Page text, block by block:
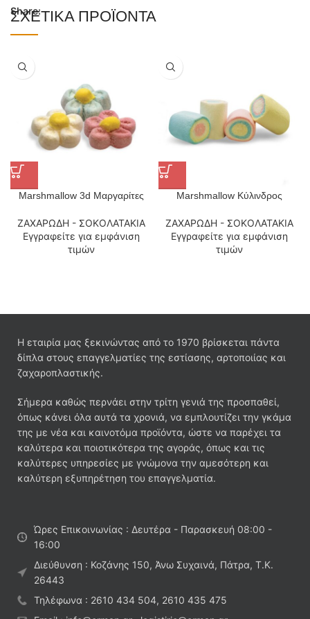
Share:
ΣΧΕΤΙΚΆ ΠΡΟΪΌΝΤΑ
Marshmallow 3d Μαργαρίτες
ΖΑΧΑΡΩΔΗ - ΣΟΚΟΛΑΤΑΚΙΑ
Εγγραφείτε για εμφάνιση
τιμών
Marshmallow Κύλινδρος
ΖΑΧΑΡΩΔΗ - ΣΟΚΟΛΑΤΑΚΙΑ
Εγγραφείτε για εμφάνιση
τιμών
Η εταιρία μας ξεκινώντας από το 1970 βρίσκεται πάντα
δίπλα στους επαγγελματίες της εστίασης, αρτοποιίας και
ζαχαροπλαστικής.
Σήμερα καθώς περνάει στην τρίτη γενιά της προσπαθεί,
όπως κάνει όλα αυτά τα χρονιά, να εμπλουτίζει την γκάμα
της με νέα και καινοτόμα προϊόντα, ώστε να παρέχει τα
καλύτερα και ποιοτικότερα της αγοράς, όπως και τις
καλύτερες υπηρεσίες με γνώμονα την αμεσότερη και
καλύτερη εξυπηρέτηση του επαγγελματία.
Ώρες Επικοινωνίας : Δευτέρα - Παρασκευή 08:00 -
16:00
Διεύθυνση : Κοζάνης 150, Άνω Συχαινά, Πάτρα, Τ.Κ.
26443
Τηλέφωνα : 2610 434 504, 2610 435 475